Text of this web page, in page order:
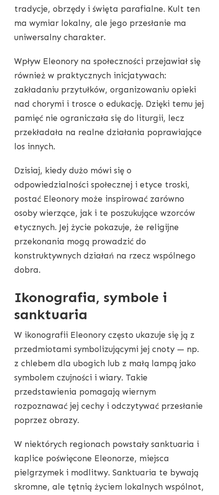
tradycje, obrzędy i święta parafialne. Kult ten
ma wymiar lokalny, ale jego przesłanie ma
uniwersalny charakter.
Wpływ Eleonory na społeczności przejawiał się
również w praktycznych inicjatywach:
zakładaniu przytułków, organizowaniu opieki
nad chorymi i trosce o edukację. Dzięki temu jej
pamięć nie ograniczała się do liturgii, lecz
przekładała na realne działania poprawiające
los innych.
Dzisiaj, kiedy dużo mówi się o
odpowiedzialności społecznej i etyce troski,
postać Eleonory może inspirować zarówno
osoby wierzące, jak i te poszukujące wzorców
etycznych. Jej życie pokazuje, że religijne
przekonania mogą prowadzić do
konstruktywnych działań na rzecz wspólnego
dobra.
Ikonografia, symbole i
sanktuaria
W ikonografii Eleonory często ukazuje się ją z
przedmiotami symbolizującymi jej cnoty — np.
z chlebem dla ubogich lub z małą lampą jako
symbolem czujności i wiary. Takie
przedstawienia pomagają wiernym
rozpoznawać jej cechy i odczytywać przesłanie
poprzez obrazy.
W niektórych regionach powstały sanktuaria i
kaplice poświęcone Eleonorze, miejsca
pielgrzymek i modlitwy. Sanktuaria te bywają
skromne, ale tętnią życiem lokalnych wspólnot,